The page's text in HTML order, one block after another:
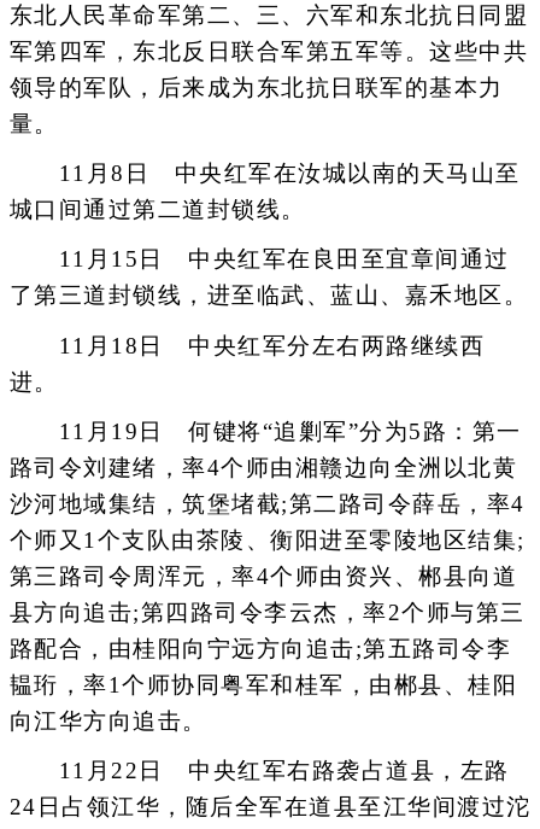
东北人民革命军第二、三、六军和东北抗日同盟
军第四军，东北反日联合军第五军等。这些中共
领导的军队，后来成为东北抗日联军的基本力
量。
11月8日 中央红军在汝城以南的天马山至
城口间通过第二道封锁线。
11月15日 中央红军在良田至宜章间通过
了第三道封锁线，进至临武、蓝山、嘉禾地区。
11月18日 中央红军分左右两路继续西
进。
11月19日 何键将“追剿军”分为5路：第一
路司令刘建绪，率4个师由湘赣边向全洲以北黄
沙河地域集结，筑堡堵截;第二路司令薛岳，率4
个师又1个支队由茶陵、衡阳进至零陵地区结集;
第三路司令周浑元，率4个师由资兴、郴县向道
县方向追击;第四路司令李云杰，率2个师与第三
路配合，由桂阳向宁远方向追击;第五路司令李
韫珩，率1个师协同粤军和桂军，由郴县、桂阳
向江华方向追击。
11月22日 中央红军右路袭占道县，左路
24日占领江华，随后全军在道县至江华间渡过沱